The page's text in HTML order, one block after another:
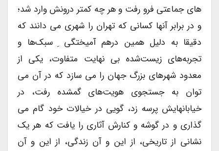
های جماعتی فرو رفت و هر چه کمتر درونش وارد شد؛
و در برابر آنها کسانی که تهران را شهری می دانند که
دقیقا به دلیل همین در‌هم آمیختگی ِ سبک‌ها و
تجربه‌های زیست‌شده بی نهایت متفاوت، یکی از
معدود شهرهای بزرگ جهان را می سازد که در آن می
توان به جستجوی هویت‌های گمشده رفت، در
خیابانهایش پرسه زد، گویی در خیالات خود گام می
گذاری و در گوشه و کنارش آثاری را یافت که هر یک
نشانی از تاریخی، از این و آن زندگی، از این و آن